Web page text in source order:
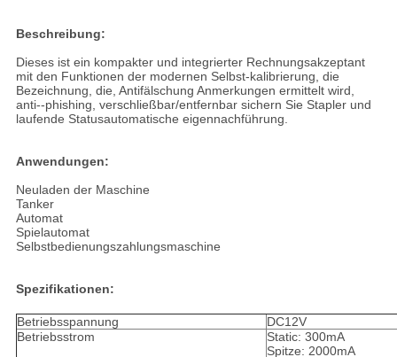
Beschreibung:
Dieses ist ein kompakter und integrierter Rechnungsakzeptant
mit den Funktionen der modernen Selbst-kalibrierung, die
Bezeichnung, die, Antifälschung Anmerkungen ermittelt wird,
anti--phishing, verschließbar/entfernbar sichern Sie Stapler und
laufende Statusautomatische eigennachführung.
Anwendungen:
Neuladen der Maschine
Tanker
Automat
Spielautomat
Selbstbedienungszahlungsmaschine
Spezifikationen:
Betriebsspannung
DC12V
Betriebsstrom
Static: 300mA
Spitze: 2000mA